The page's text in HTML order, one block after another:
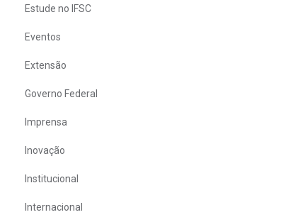
Estude no IFSC
Eventos
Extensão
Governo Federal
Imprensa
Inovação
Institucional
Internacional